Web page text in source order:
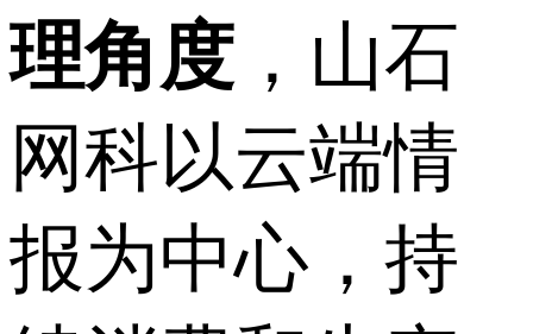
理角度，山石
网科以云端情
报为中心，持